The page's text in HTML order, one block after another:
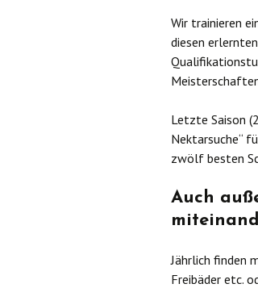
Wir trainieren
diesen
Letzte Saison
Nektarsuche“
zwölf besten
Auch
Jährlich finden
Freibäder etc.